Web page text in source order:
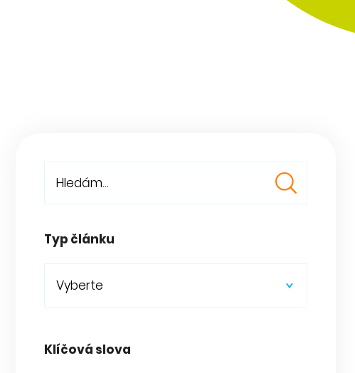
Typ článku
Vyberte
Klíčová slova